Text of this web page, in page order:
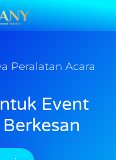
Peralatan Acara
Event